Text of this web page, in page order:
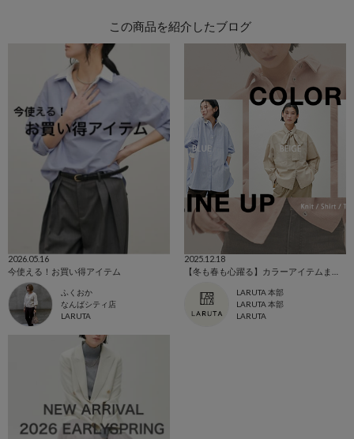
この商品を紹介したブログ
2026.05.16
今使える！お買い得アイテム
ふくおか
なんばシティ店
LARUTA
2025.12.18
LARUTA 本部
LARUTA 本部
LARUTA